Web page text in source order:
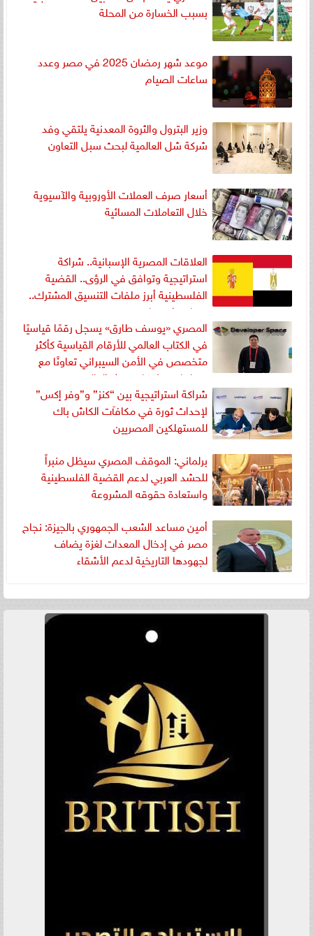
بسبب الخسارة من المحلة
موعد شهر رمضان 2025 في مصر وعدد
ساعات الصيام
وزير البترول والثروة المعدنية يلتقي وفد
شركة شل العالمية لبحث سبل التعاون
أسعار صرف العملات الأوروبية والآسيوية
خلال التعاملات المسائية
العلاقات المصرية الإسبانية.. شراكة
استراتيجية وتوافق في الرؤى.. القضية
الفلسطينية أبرز ملفات التنسيق المشترك..
وتعاون اقتصادي متميز
المصري «يوسف طارق» يسجل رقمًا قياسيًا
في الكتاب العالمي للأرقام القياسية كأكثر
متخصص في الأمن السيبراني تعاونًا مع
منظمات وشركات حول العالم
شراكة استراتيجية بين “كنز” و”وفر إكس”
لإحداث ثورة في مكافآت الكاش باك
للمستهلكين المصريين
برلماني: الموقف المصري سيظل منبراً
للحشد العربي لدعم القضية الفلسطينية
واستعادة حقوقه المشروعة
أمين مساعد الشعب الجمهوري بالجيزة: نجاح
مصر في إدخال المعدات لغزة يضاف
لجهودها التاريخية لدعم الأشقاء